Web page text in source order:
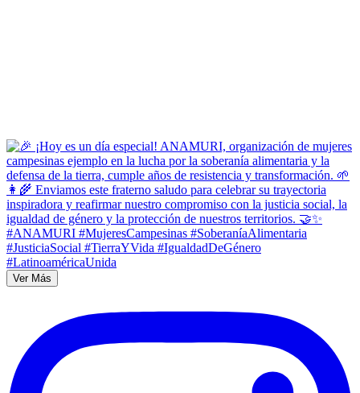
Ver Más